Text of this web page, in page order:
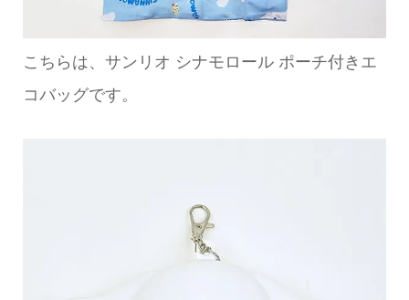
こちらは、サンリオ シナモロール ポーチ付きエ
コバッグです。